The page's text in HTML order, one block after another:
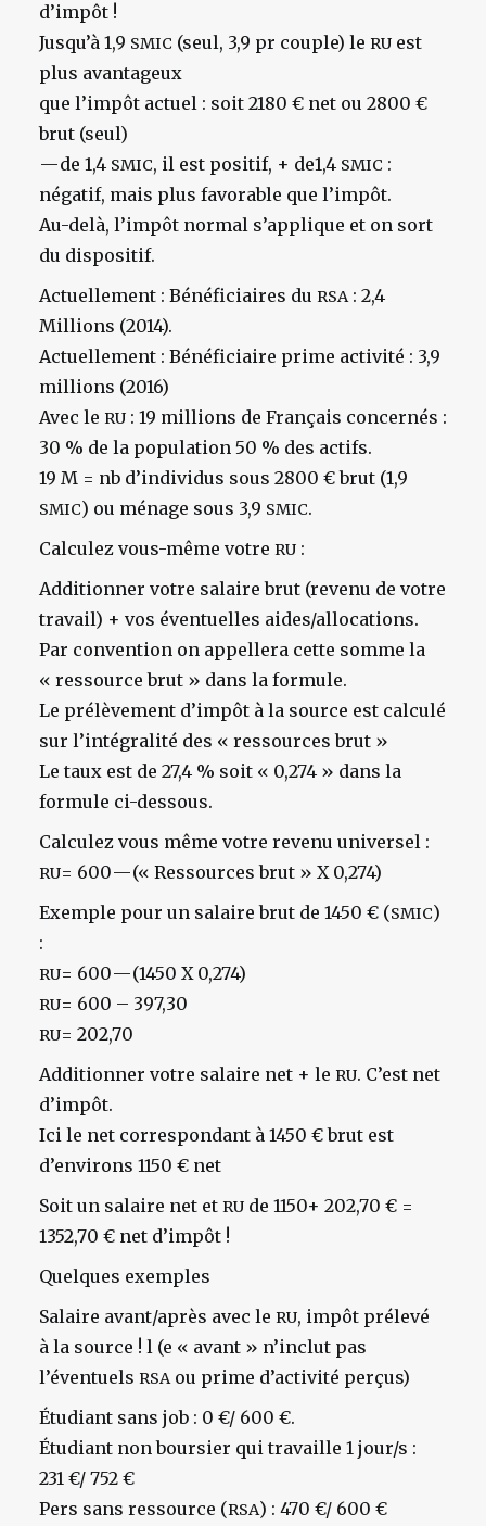
d’impôt !
Jusqu’à 1,9 SMIC (seul, 3,9 pr couple) le RU est
plus avantageux
que l’impôt actuel : soit 2180 € net ou 2800 €
brut (seul)
— de 1,4 SMIC, il est positif, + de1,4 SMIC :
négatif, mais plus favorable que l’impôt.
Au-delà, l’impôt normal s’applique et on sort
du dispositif.
Actuellement : Bénéficiaires du RSA: 2,4
Millions (2014).
Actuellement : Bénéficiaire prime activité : 3,9
millions (2016)
Avec le RU : 19 millions de Français concernés :
30 % de la population 50 % des actifs.
19 M = nb d’individus sous 2800 € brut (1,9
SMIC) ou ménage sous 3,9 SMIC.
Calculez vous-même votre RU :
Additionner votre salaire brut (revenu de votre
travail) + vos éventuelles aides/allocations.
Par convention on appellera cette somme la
« ressource brut » dans la formule.
Le prélèvement d’impôt à la source est calculé
sur l’intégralité des « ressources brut »
Le taux est de 27,4 % soit « 0,274 » dans la
formule ci-dessous.
Calculez vous même votre revenu universel :
RU= 600 — (« Ressources brut » X 0,274)
Exemple pour un salaire brut de 1450 € (SMIC)
:
RU= 600 — (1450 X 0,274)
RU= 600 – 397,30
RU= 202,70
Additionner votre salaire net + le RU. C’est net
d’impôt.
Ici le net correspondant à 1450 € brut est
d’environs 1150 € net
Soit un salaire net et RU de 1150+ 202,70 € =
1352,70 € net d’impôt !
Quelques exemples
Salaire avant/après avec le RU, impôt prélevé
à la source ! l (e « avant » n’inclut pas
l’éventuels RSAou prime d’activité perçus)
Étudiant sans job : 0 €/ 600 €.
Étudiant non boursier qui travaille 1 jour/s :
231 €/ 752 €
Pers sans ressource (RSA) : 470 €/ 600 €